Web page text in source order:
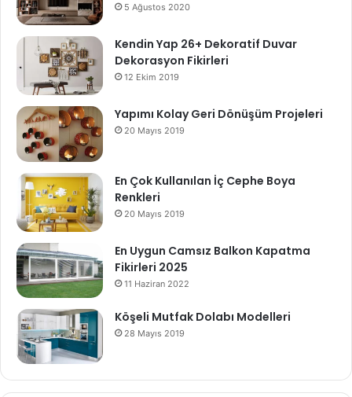
5 Ağustos 2020
Kendin Yap 26+ Dekoratif Duvar
Dekorasyon Fikirleri
12 Ekim 2019
Yapımı Kolay Geri Dönüşüm Projeleri
20 Mayıs 2019
En Çok Kullanılan İç Cephe Boya
Renkleri
20 Mayıs 2019
En Uygun Camsız Balkon Kapatma
Fikirleri 2025
11 Haziran 2022
Köşeli Mutfak Dolabı Modelleri
28 Mayıs 2019